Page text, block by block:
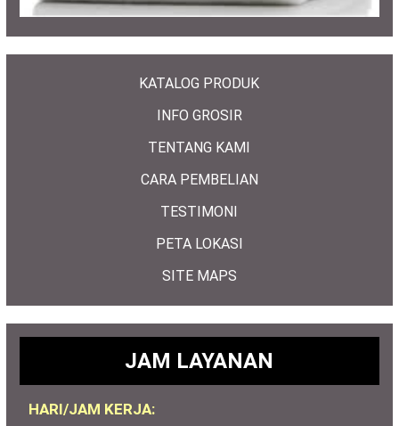
KATALOG PRODUK
INFO GROSIR
TENTANG KAMI
CARA PEMBELIAN
TESTIMONI
PETA LOKASI
SITE MAPS
JAM LAYANAN
HARI/JAM KERJA: